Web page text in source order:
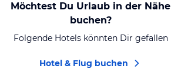
Möchtest Du Urlaub in der Nähe
buchen?
Folgende Hotels könnten Dir gefallen
Hotel & Flug buchen